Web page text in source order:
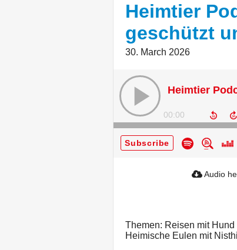
Heimtier
geschützt
30. March 2026
00:00
Subscribe
Audio
Themen: Reisen mit
Heimische Eulen mit